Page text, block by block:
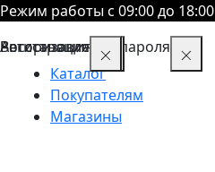
Режим работы с 09:00 до 18:00
Каталог
Покупателям
Магазины
Восстановление пароля
Авторизация
Регистрация